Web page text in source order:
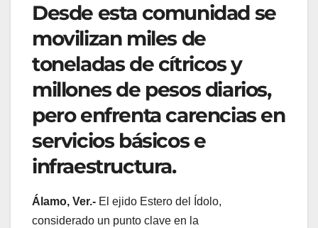
Desde esta comunidad se
movilizan miles de
toneladas de cítricos y
millones de pesos diarios,
pero enfrenta carencias en
servicios básicos e
infraestructura.
Álamo, Ver.- El ejido Estero del Ídolo,
considerado un punto clave en la